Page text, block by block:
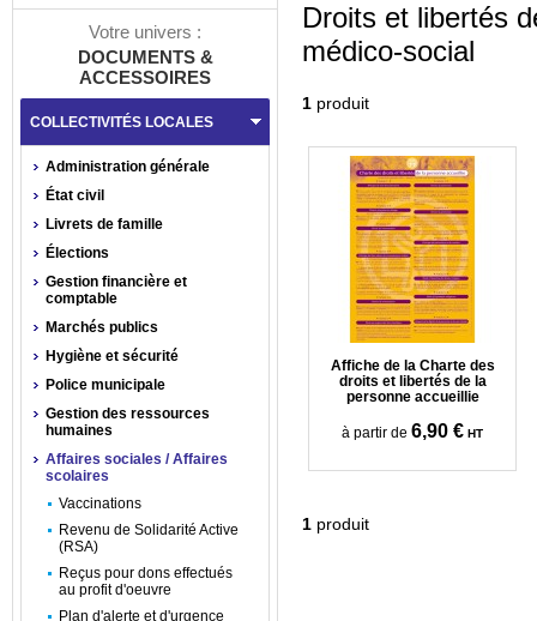
Droits et libertés
médico-social
1 produit
Affiche de la Charte des
droits et libertés de la
personne accueillie
à partir de 6,90 € HT
1 produit
Votre univers :
DOCUMENTS &
ACCESSOIRES
COLLECTIVITÉS LOCALES
Administration générale
État civil
Livrets de famille
Élections
Gestion financière et
comptable
Marchés publics
Hygiène et sécurité
Police municipale
Gestion des ressources
humaines
Affaires sociales / Affaires
scolaires
Vaccinations
Revenu de Solidarité Active
(RSA)
Reçus pour dons effectués
au profit d'oeuvre
Plan d'alerte et d'urgence